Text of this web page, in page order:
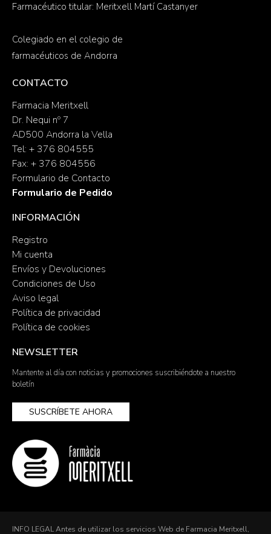
Farmacéutico titular: Meritxell Martí Castanyer
Colegiado en el colegio de
farmacéuticos de Andorra
CONTACTO
Farmacia Meritxell
Dr. Nequi nº 7
AD500 Andorra la Vella
Tel: + 376 804555
Fax: + 376 804556
Formulario de Contacto
Formulario de Pedido
INFORMACIÓN
Registro
Mi cuenta
Envíos y Devoluciones
Condiciones de Uso
Aviso legal
Política de privacidad
Política de cookies
NEWSLETTER
Mantente al día con noticias y promociones suscribiéndote a nuestro
boletín
SUSCRÍBETE AHORA
INFO LEGAL Antes de utilizar los servicios Web de Farmacia Meritxell,